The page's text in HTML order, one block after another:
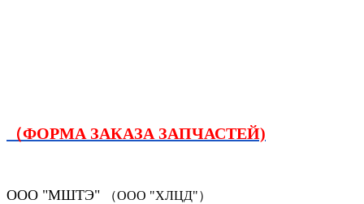
（ФОРМА ЗАКАЗА ЗАПЧАСТЕЙ)
ООО "МШТЭ" （ООО "ХЛЦД"）